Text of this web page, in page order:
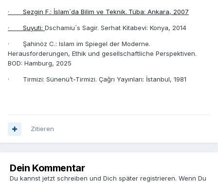
· Sezgin F.: İslam´da Bilim ve Teknik. Tüba: Ankara, 2007
· Suyuti: Dschamiu´s Sagir. Serhat Kitabevi: Konya, 2014
· Şahinöz C.: Islam im Spiegel der Moderne.
Herausforderungen, Ethik und gesellschaftliche Perspektiven.
BOD: Hamburg, 2025
· Tirmizi: Sünenü’t-Tirmizi. Çağrı Yayınları: İstanbul, 1981
Zitieren
Dein Kommentar
Du kannst jetzt schreiben und Dich später registrieren. Wenn Du